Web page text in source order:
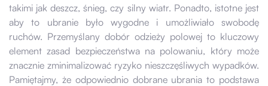
takimi jak deszcz, śnieg, czy silny wiatr. Ponadto, istotne jest
aby to ubranie było wygodne i umożliwiało swobodę
ruchów. Przemyślany dobór odzieży polowej to kluczowy
element zasad bezpieczeństwa na polowaniu, który może
znacznie zminimalizować ryzyko nieszczęśliwych wypadków.
Pamiętajmy, że odpowiednio dobrane ubrania to podstawa